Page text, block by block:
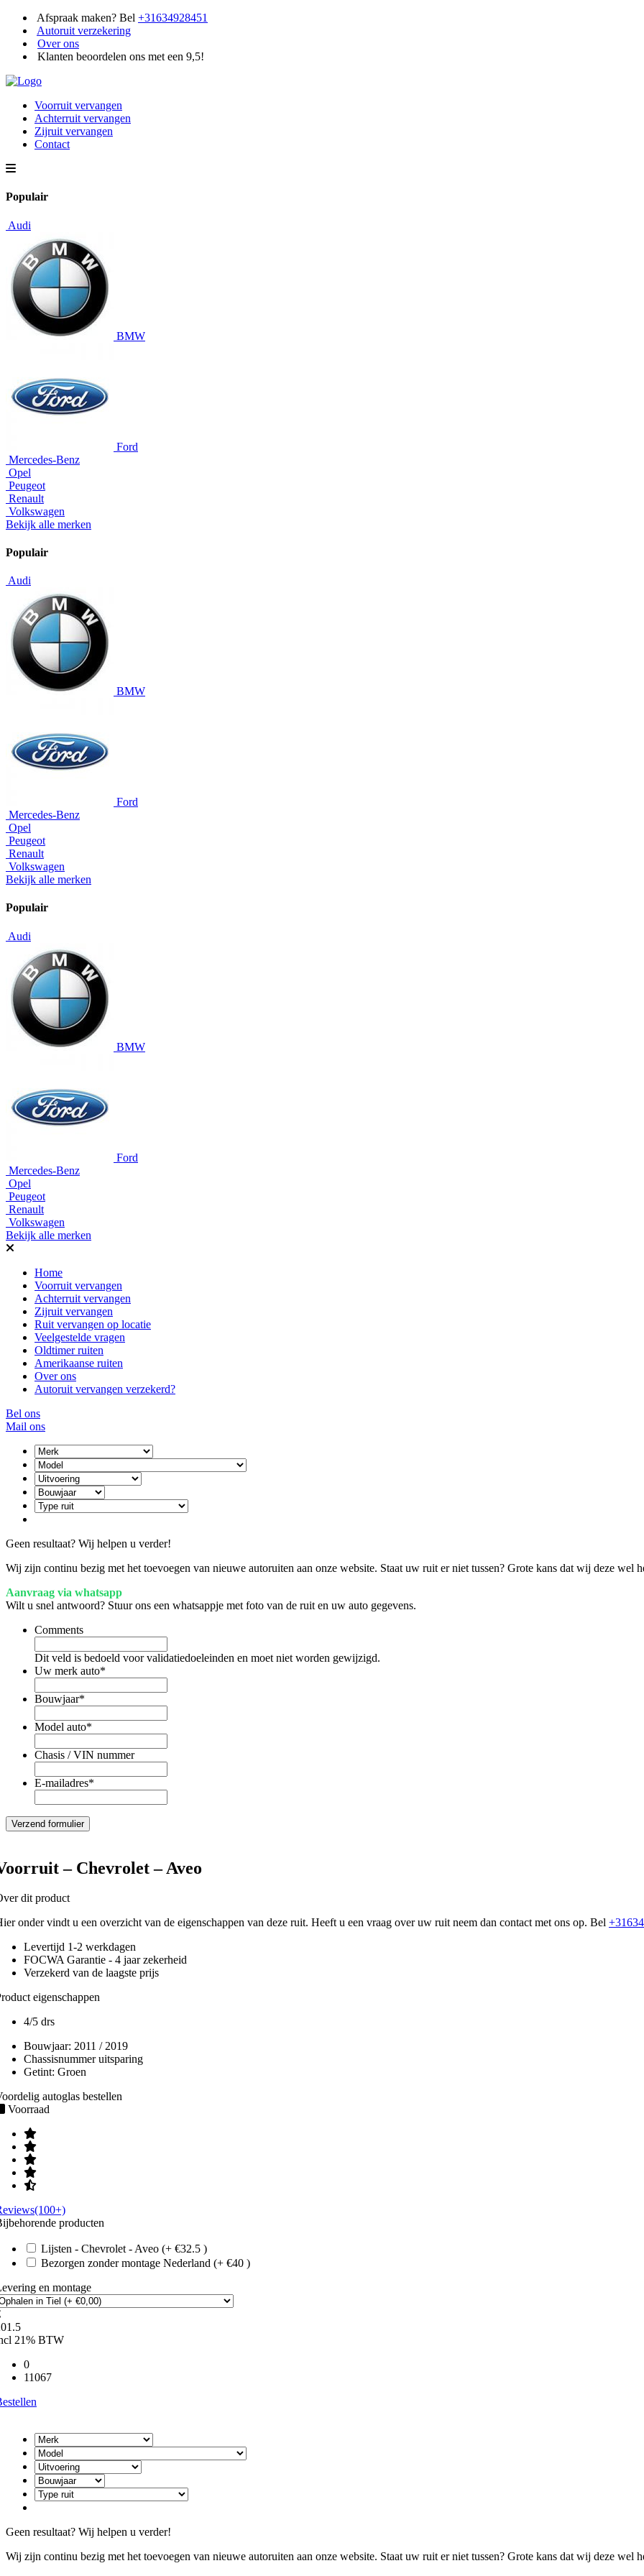
Afspraak maken? Bel +31634928451
Autoruit verzekering
Over ons
Klanten beoordelen ons met een 9,5!
Voorruit vervangen
Achterruit vervangen
Zijruit vervangen
Contact
Populair
Audi
BMW
Ford
Mercedes-Benz
Opel
Peugeot
Renault
Volkswagen
Bekijk alle merken
Populair
Audi
BMW
Ford
Mercedes-Benz
Opel
Peugeot
Renault
Volkswagen
Bekijk alle merken
Populair
Audi
BMW
Ford
Mercedes-Benz
Opel
Peugeot
Renault
Volkswagen
Bekijk alle merken
Home
Voorruit vervangen
Achterruit vervangen
Zijruit vervangen
Ruit vervangen op locatie
Veelgestelde vragen
Oldtimer ruiten
Amerikaanse ruiten
Over ons
Autoruit vervangen verzekerd?
Bel ons
Mail ons
Geen resultaat? Wij helpen u verder!
Wij zijn continu bezig met het toevoegen van nieuwe autoruiten aan onze website. Staat uw ruit er niet tussen? Grote kans dat wij deze
Aanvraag via whatsapp
Wilt u snel antwoord? Stuur ons een whatsappje met foto van de ruit en uw auto gegevens.
Comments
Dit veld is bedoeld voor validatiedoeleinden en moet niet worden gewijzigd.
Uw merk auto*
Bouwjaar*
Model auto*
Chasis / VIN nummer
E-mailadres*
– Chevrolet – Aveo
dit product
onder vindt u een overzicht van de eigenschappen van deze ruit. Heeft u een vraag over uw ruit neem dan contact met ons op. Bel
Levertijd 1-2 werkdagen
FOCWA Garantie - 4 jaar zekerheid
Verzekerd van de laagste prijs
eigenschappen
4/5 drs
Bouwjaar: 2011 / 2019
Chassisnummer uitsparing
Getint: Groen
autoglas bestellen
Voorraad
producten
Lijsten - Chevrolet - Aveo (+ €32.5 )
Bezorgen zonder montage Nederland (+ €40 )
en montage
21% BTW
0
11067
Geen resultaat? Wij helpen u verder!
Wij zijn continu bezig met het toevoegen van nieuwe autoruiten aan onze website. Staat uw ruit er niet tussen? Grote kans dat wij deze